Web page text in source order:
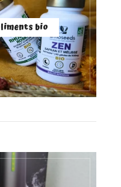
bio